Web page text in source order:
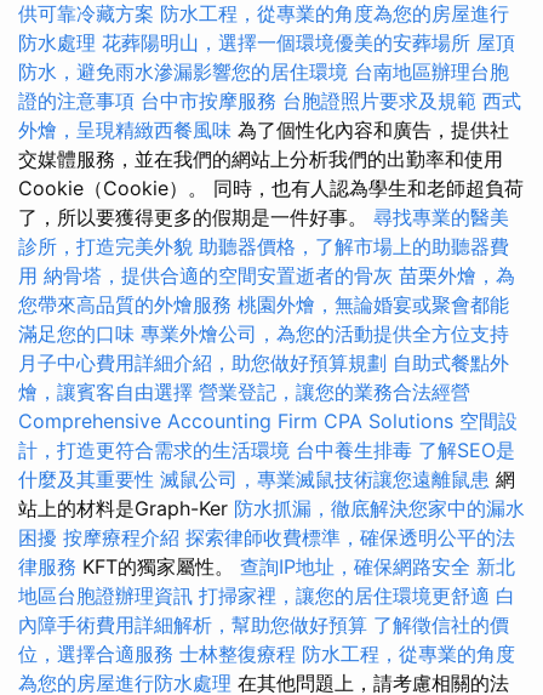
供可靠冷藏方案 防水工程，從專業的角度為您的房屋進行
防水處理 花葬陽明山，選擇一個環境優美的安葬場所 屋頂
防水，避免雨水滲漏影響您的居住環境 台南地區辦理台胞
證的注意事項 台中市按摩服務 台胞證照片要求及規範 西式
外燴，呈現精緻西餐風味 為了個性化內容和廣告，提供社
交媒體服務，並在我們的網站上分析我們的出勤率和使用
Cookie（Cookie）。 同時，也有人認為學生和老師超負荷
了，所以要獲得更多的假期是一件好事。 尋找專業的醫美
診所，打造完美外貌 助聽器價格，了解市場上的助聽器費
用 納骨塔，提供合適的空間安置逝者的骨灰 苗栗外燴，為
您帶來高品質的外燴服務 桃園外燴，無論婚宴或聚會都能
滿足您的口味 專業外燴公司，為您的活動提供全方位支持
月子中心費用詳細介紹，助您做好預算規劃 自助式餐點外
燴，讓賓客自由選擇 營業登記，讓您的業務合法經營
Comprehensive Accounting Firm CPA Solutions 空間設
計，打造更符合需求的生活環境 台中養生排毒 了解SEO是
什麼及其重要性 滅鼠公司，專業滅鼠技術讓您遠離鼠患 網
站上的材料是Graph-Ker 防水抓漏，徹底解決您家中的漏水
困擾 按摩療程介紹 探索律師收費標準，確保透明公平的法
律服務 KFT的獨家屬性。 查詢IP地址，確保網路安全 新北
地區台胞證辦理資訊 打掃家裡，讓您的居住環境更舒適 白
內障手術費用詳細解析，幫助您做好預算 了解徵信社的價
位，選擇合適服務 士林整復療程 防水工程，從專業的角度
為您的房屋進行防水處理 在其他問題上，請考慮相關的法